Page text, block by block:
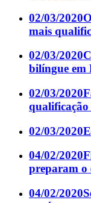
02/03/2020
mais
02/03/2020
bilíngue em
02/03/2020
qualificação
02/03/2020
04/02/2020
preparam o
04/02/2020